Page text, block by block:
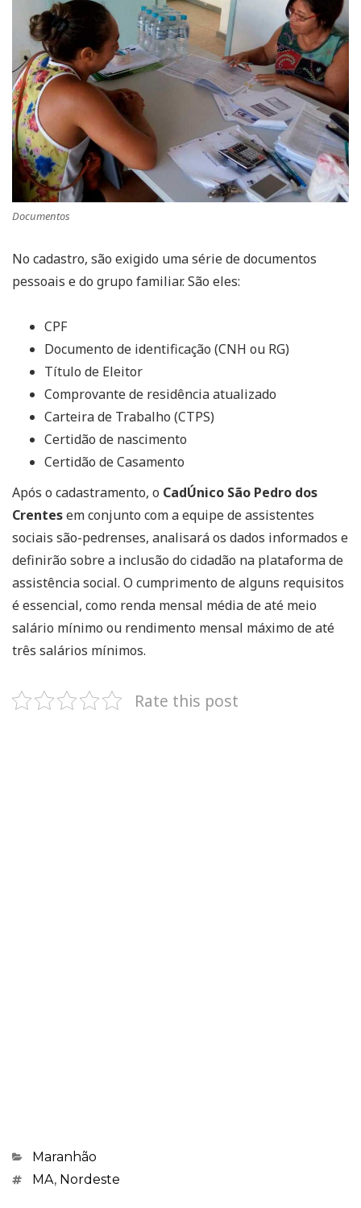
Documentos
No cadastro, são exigido uma série de documentos
pessoais e do grupo familiar. São eles:
CPF
Documento de identificação (CNH ou RG)
Título de Eleitor
Comprovante de residência atualizado
Carteira de Trabalho (CTPS)
Certidão de nascimento
Certidão de Casamento
Após o cadastramento, o CadÚnico São Pedro dos
Crentesem conjunto com a equipe de assistentes
sociais são-pedrenses, analisará os dados informados e
definirão sobre a inclusão do cidadão na plataforma de
assistência social. O cumprimento de alguns requisitos
é essencial, como renda mensal média de até meio
salário mínimo ou rendimento mensal máximo de até
três salários mínimos.
Rate this post
Categorias
Maranhão
Marcações
MA, Nordeste